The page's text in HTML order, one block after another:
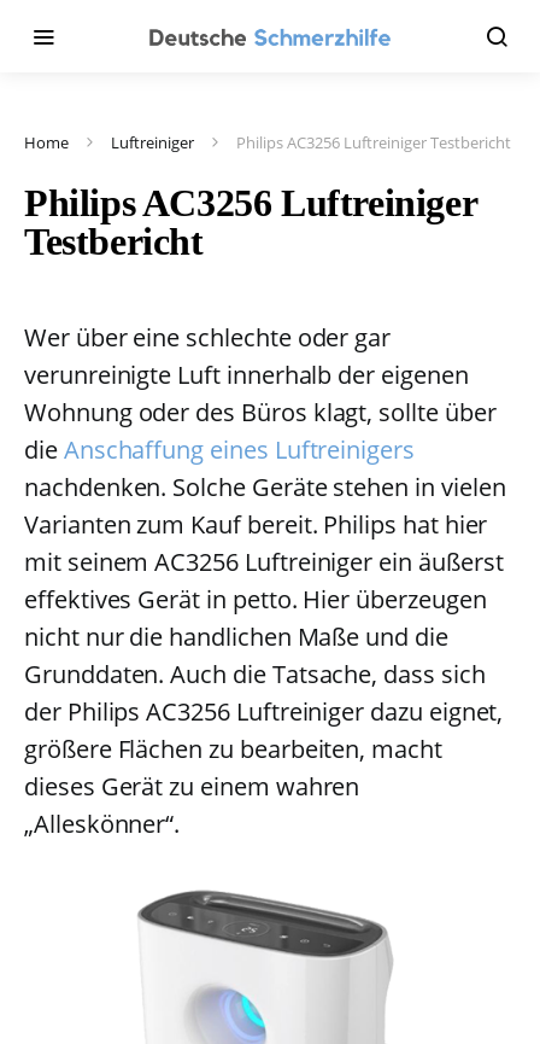
Home Luftreiniger Philips AC3256 Luftreiniger Testbericht
Philips AC3256 Luftreiniger
Testbericht
Wer über eine schlechte oder gar
verunreinigte Luft innerhalb der eigenen
Wohnung oder des Büros klagt, sollte über
dieAnschaffung eines Luftreinigers
nachdenken. Solche Geräte stehen in vielen
Varianten zum Kauf bereit. Philips hat hier
mit seinem AC3256 Luftreiniger ein äußerst
effektives Gerät in petto. Hier überzeugen
nicht nur die handlichen Maße und die
Grunddaten. Auch die Tatsache, dass sich
der Philips AC3256 Luftreiniger dazu eignet,
größere Flächen zu bearbeiten, macht
dieses Gerät zu einem wahren
„Alleskönner“.